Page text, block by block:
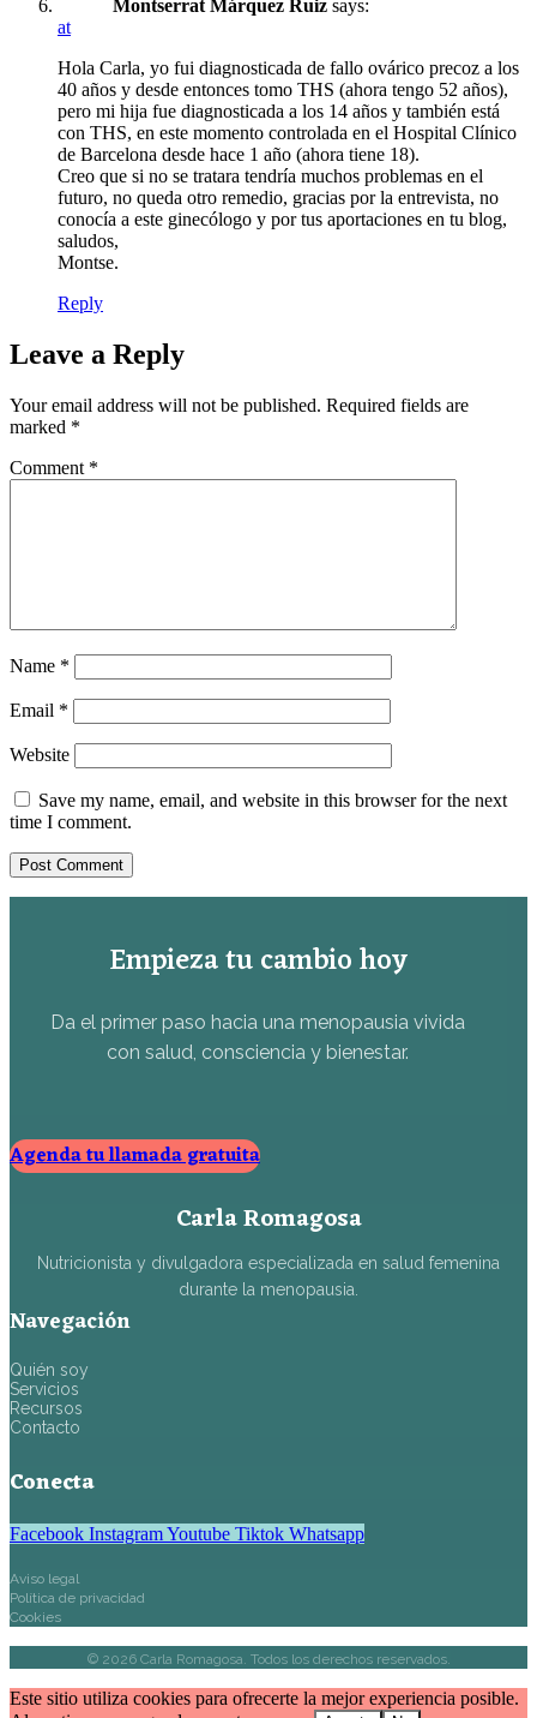
Montserrat Márquez Ruiz says:
at
Hola Carla, yo fui diagnosticada de fallo ovárico precoz a los
40 años y desde entonces tomo THS (ahora tengo 52 años),
pero mi hija fue diagnosticada a los 14 años y también está
con THS, en este momento controlada en el Hospital Clínico
de Barcelona desde hace 1 año (ahora tiene 18).
Creo que si no se tratara tendría muchos problemas en el
futuro, no queda otro remedio, gracias por la entrevista, no
conocía a este ginecólogo y por tus aportaciones en tu blog,
saludos,
Montse.
Reply
Leave a Reply
Your email address will not be published. Required fields are
marked *
Comment *
Name *
Email *
Website
Save my name, email, and website in this browser for the next
time I comment.
Empieza tu cambio hoy
Da el primer paso hacia una menopausia vivida
con salud, consciencia y bienestar.
Agenda tu llamada gratuita
Carla Romagosa
Nutricionista y divulgadora especializada en salud femenina
durante la menopausia.
Navegación
Quién soy
Servicios
Recursos
Contacto
Conecta
Facebook InstagramYoutube Tiktok Whatsapp
Aviso legal
Política de privacidad
Cookies
© 2026Carla Romagosa. Todos los derechos reservados.
Este sitio utiliza cookies para ofrecerte la mejor experiencia posible.